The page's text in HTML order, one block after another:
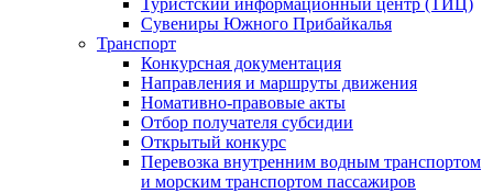
Туристский информационный центр (ТИЦ)
Сувениры Южного Прибайкалья
Транспорт
Конкурсная документация
Направления и маршруты движения
Номативно-правовые акты
Отбор получателя субсидии
Открытый конкурс
Перевозка внутренним водным транспортом
и морским транспортом пассажиров